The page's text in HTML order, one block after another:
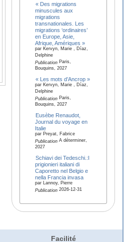
« Des migrations
minuscules aux
migrations
transnationales. Les
migrations ‘ordinaires’
en Europe, Asie,
Afrique, Amériques »
par Kervyn, Marie , Díaz,
Delphine
PublicationParis,
Bouquins, 2027
« Les mots d’Ancrop »
par Kervyn, Marie , Díaz,
Delphine
PublicationParis,
Bouquins, 2027
Eusèbe Renaudot,
Journal du voyage en
Italie
par Preyat, Fabrice
PublicationA déterminer,
2027
Schiavi dei Tedeschi.:I
prigionieri italiani di
Caporetto nel Belgio e
nella Francia invasa
par Lannoy, Pierre
Publication2026-12-31
Facilité